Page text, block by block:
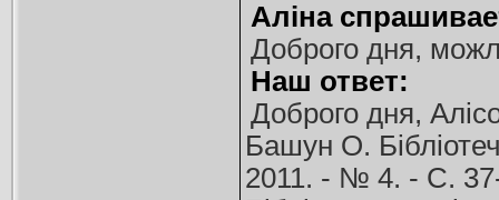
Аліна
Доброго дня,
Наш ответ:
Доброго дня,
Башун О.
2011. - № 4. - С.